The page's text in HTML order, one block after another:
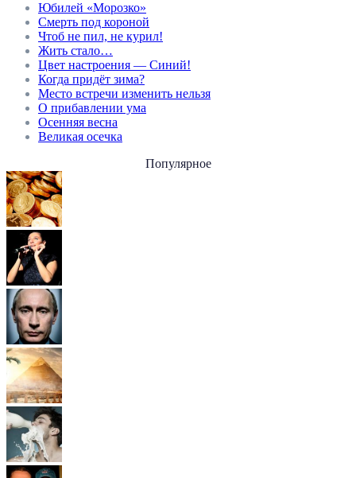
Юбилей «Морозко»
Смерть под короной
Чтоб не пил, не курил!
Жить стало…
Цвет настроения — Синий!
Когда придёт зима?
Место встречи изменить нельзя
О прибавлении ума
Осенняя весна
Великая осечка
Популярное